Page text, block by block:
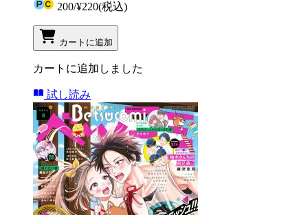
200/¥220(税込)
カートに追加
カートに追加しました
試し読み